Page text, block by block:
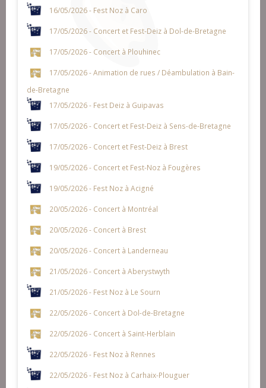
16/05/2026 - Fest Noz à Caro
17/05/2026 - Concert et Fest-Deiz à Dol-de-Bretagne
17/05/2026 - Concert à Plouhinec
17/05/2026 - Animation de rues / Déambulation à Bain-
de-Bretagne
17/05/2026 - Fest Deiz à Guipavas
17/05/2026 - Concert et Fest-Deiz à Sens-de-Bretagne
17/05/2026 - Concert et Fest-Deiz à Brest
19/05/2026 - Concert et Fest-Noz à Fougères
19/05/2026 - Fest Noz à Acigné
20/05/2026 - Concert à Montréal
20/05/2026 - Concert à Brest
20/05/2026 - Concert à Landerneau
21/05/2026 - Concert à Aberystwyth
21/05/2026 - Fest Noz à Le Sourn
22/05/2026 - Concert à Dol-de-Bretagne
22/05/2026 - Concert à Saint-Herblain
22/05/2026 - Fest Noz à Rennes
22/05/2026 - Fest Noz à Carhaix-Plouguer